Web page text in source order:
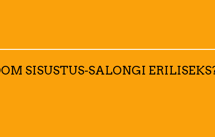
SISUSTUS-SALONGI